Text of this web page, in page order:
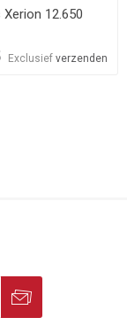
Xerion 12.650
Exclusiefverzenden